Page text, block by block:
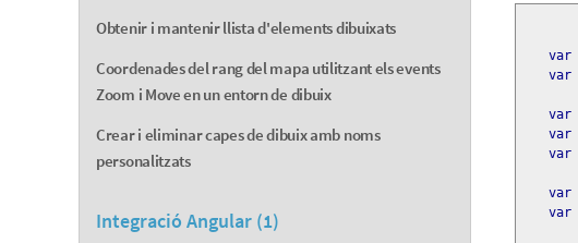
Obtenir i mantenir llista d'elements dibuixats
Coordenades del rang del mapa utilitzant els events
Zoom i Move en un entorn de dibuix
Crear i eliminar capes de dibuix amb noms
personalitzats
Integració Angular (1)
var
var
var
var
var
var
var